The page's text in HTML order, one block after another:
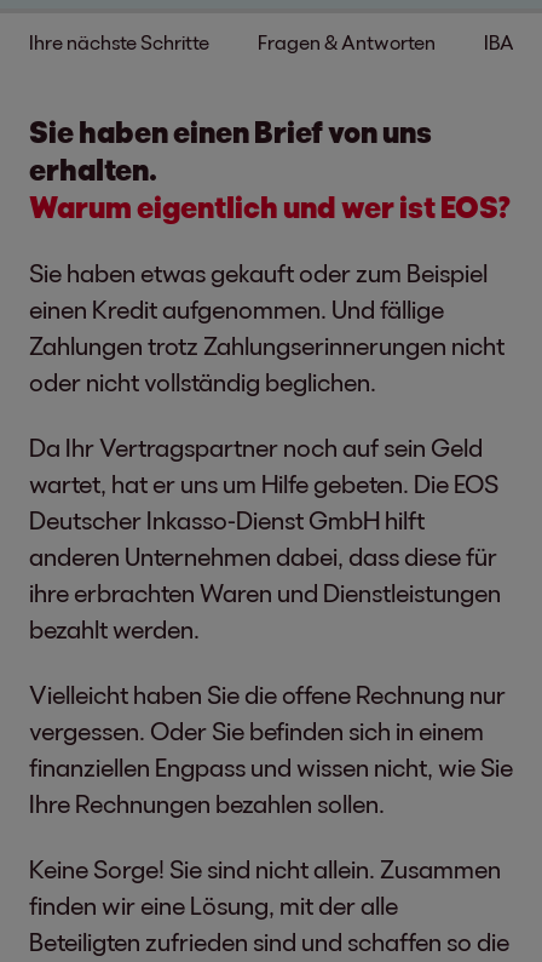
Ihre nächste Schritte Fragen & Antworten IBAN
Sie haben einen Brief von uns
erhalten.
Warum eigentlich und wer ist EOS?
Sie haben etwas gekauft oder zum Beispiel
einen Kredit aufgenommen. Und fällige
Zahlungen trotz Zahlungserinnerungen nicht
oder nicht vollständig beglichen.
Da Ihr Vertragspartner noch auf sein Geld
wartet, hat er uns um Hilfe gebeten. Die EOS
Deutscher Inkasso-Dienst GmbH hilft
anderen Unternehmen dabei, dass diese für
ihre erbrachten Waren und Dienstleistungen
bezahlt werden.
Vielleicht haben Sie die offene Rechnung nur
vergessen. Oder Sie befinden sich in einem
finanziellen Engpass und wissen nicht, wie Sie
Ihre Rechnungen bezahlen sollen.
Keine Sorge! Sie sind nicht allein. Zusammen
finden wir eine Lösung, mit der alle
Beteiligten zufrieden sind und schaffen so die